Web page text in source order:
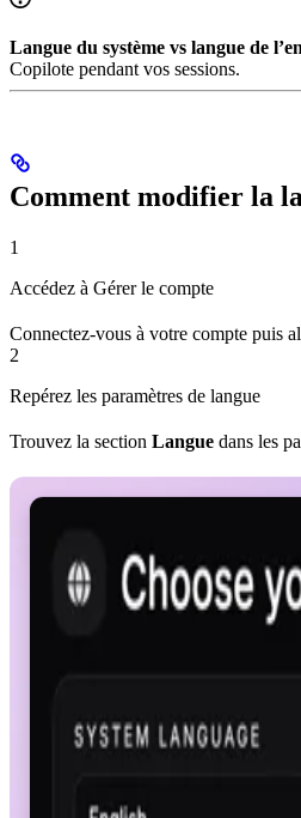
Langue du système vs langue de
Copilote pendant vos sessions.
Comment modifier la
1
Accédez à Gérer le compte
Connectez-vous à votre compte puis
2
Repérez les paramètres de langue
Trouvez la section Langue dans les